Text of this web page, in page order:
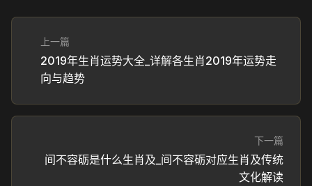
上一篇
2019年生肖运势大全_详解各生肖2019年运势走
向与趋势
下一篇
间不容砺是什么生肖及_间不容砺对应生肖及传统
文化解读